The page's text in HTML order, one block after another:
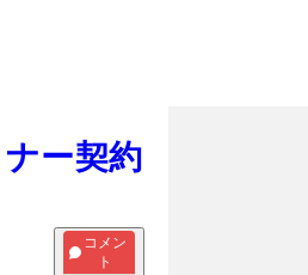
ー契約
コメン
ト